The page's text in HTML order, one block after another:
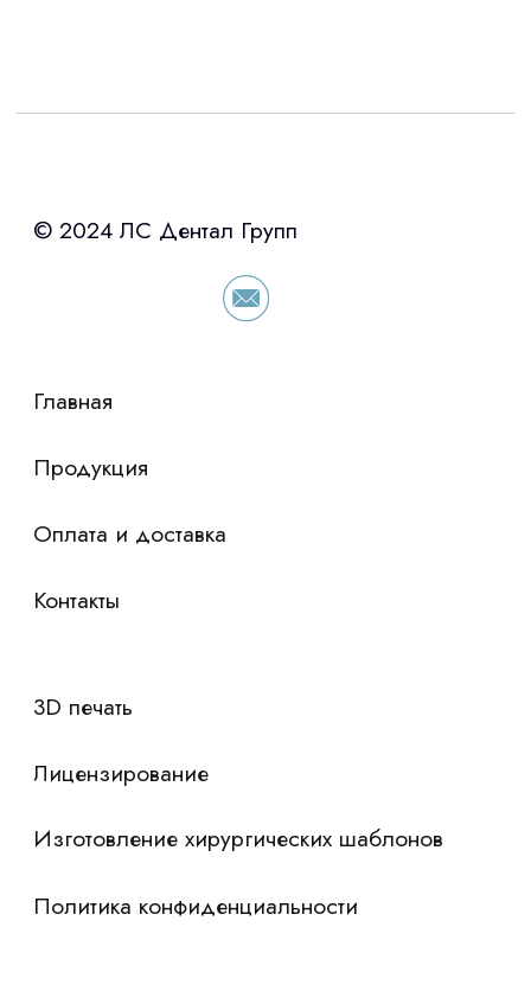
Интересует лизинг?
«Уралпромлизинг» подберем выгодные
условия по лизингу оборудования,
просто оставьте контакты чтобы мы
сориентировали по условиям
Я согласен сполитикой конфиденциальности